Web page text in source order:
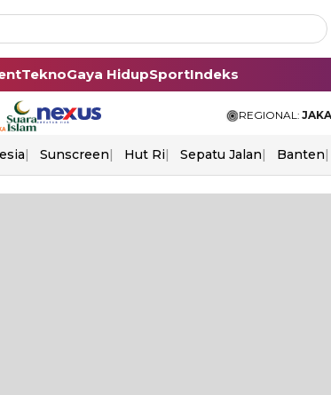
TeknoGaya HidupSportIndeks
REGIONAL:
Sunscreen Hut Ri Sepatu Jalan Banten